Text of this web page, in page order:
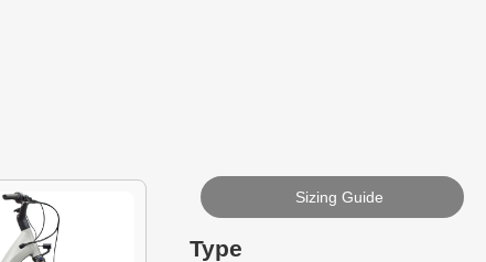
Sizing Guide
Type